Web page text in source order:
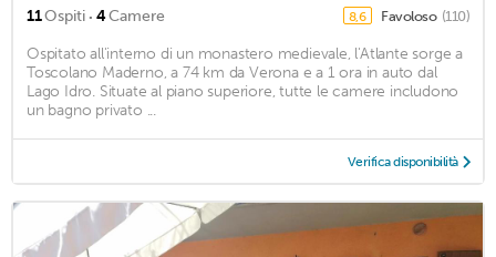
11Ospiti · 4Camere 8,6 Favoloso (110)
Ospitato all'interno di un monastero medievale, l'Atlante sorge a
Toscolano Maderno, a 74 km da Verona e a 1 ora in auto dal
Lago Idro. Situate al piano superiore, tutte le camere includono
un bagno privato ...
Verifica disponibilità